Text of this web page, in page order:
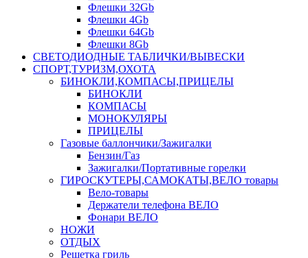
Флешки 32Gb
Флешки 4Gb
Флешки 64Gb
Флешки 8Gb
СВЕТОДИОДНЫЕ ТАБЛИЧКИ/ВЫВЕСКИ
СПОРТ,ТУРИЗМ,ОХОТА
БИНОКЛИ,КОМПАСЫ,ПРИЦЕЛЫ
БИНОКЛИ
КОМПАСЫ
МОНОКУЛЯРЫ
ПРИЦЕЛЫ
Газовые баллончики/Зажигалки
Бензин/Газ
Зажигалки/Портативные горелки
ГИРОСКУТЕРЫ,САМОКАТЫ,ВЕЛО товары
Вело-товары
Держатели телефона ВЕЛО
Фонари ВЕЛО
НОЖИ
ОТДЫХ
Решетка гриль